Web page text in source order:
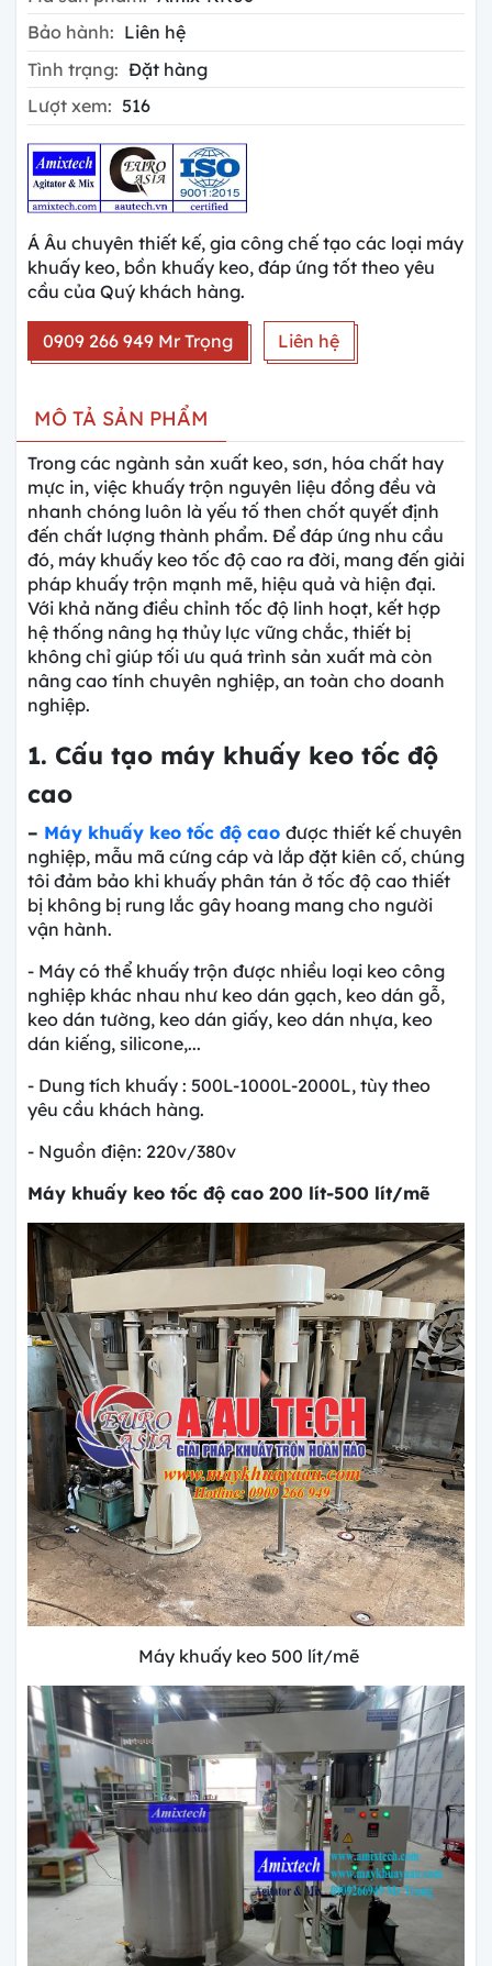
Bảo hành: Liên hệ
Tình trạng: Đặt hàng
Lượt xem: 516
Á Âu chuyên thiết kế, gia công chế tạo các loại máy
khuấy keo, bồn khuấy keo, đáp ứng tốt theo yêu
cầu của Quý khách hàng.
0909 266 949 Mr Trọng Liên hệ
MÔ TẢ SẢN PHẨM
Trong các ngành sản xuất keo, sơn, hóa chất hay
mực in, việc khuấy trộn nguyên liệu đồng đều và
nhanh chóng luôn là yếu tố then chốt quyết định
đến chất lượng thành phẩm. Để đáp ứng nhu cầu
đó, máy khuấy keo tốc độ cao ra đời, mang đến giải
pháp khuấy trộn mạnh mẽ, hiệu quả và hiện đại.
Với khả năng điều chỉnh tốc độ linh hoạt, kết hợp
hệ thống nâng hạ thủy lực vững chắc, thiết bị
không chỉ giúp tối ưu quá trình sản xuất mà còn
nâng cao tính chuyên nghiệp, an toàn cho doanh
nghiệp.
1. Cấu tạo máy khuấy keo tốc độ
cao
– Máy khuấy keo tốc độ cao được thiết kế chuyên
nghiệp, mẫu mã cứng cáp và lắp đặt kiên cố, chúng
tôi đảm bảo khi khuấy phân tán ở tốc độ cao thiết
bị không bị rung lắc gây hoang mang cho người
vận hành.
- Máy có thể khuấy trộn được nhiều loại keo công
nghiệp khác nhau như keo dán gạch, keo dán gỗ,
keo dán tường, keo dán giấy, keo dán nhựa, keo
dán kiếng, silicone,...
- Dung tích khuấy : 500L-1000L-2000L, tùy theo
yêu cầu khách hàng.
- Nguồn điện: 220v/380v
Máy khuấy keo tốc độ cao 200 lít-500 lít/mẽ
Máy khuấy keo 500 lít/mẽ